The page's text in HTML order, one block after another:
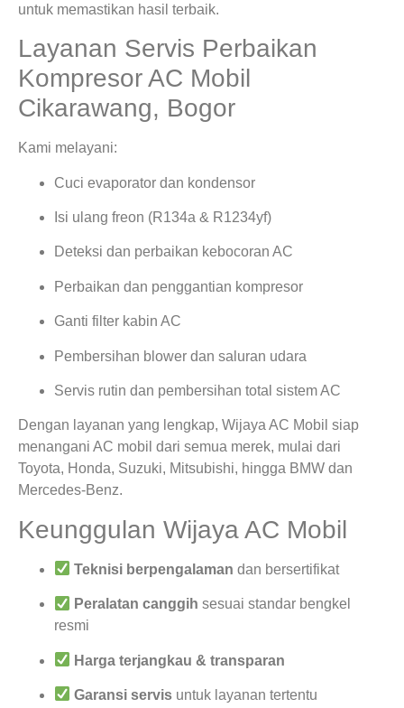
untuk memastikan hasil terbaik.
Layanan Servis Perbaikan
Kompresor AC Mobil
Cikarawang, Bogor
Kami melayani:
Cuci evaporator dan kondensor
Isi ulang freon (R134a & R1234yf)
Deteksi dan perbaikan kebocoran AC
Perbaikan dan penggantian kompresor
Ganti filter kabin AC
Pembersihan blower dan saluran udara
Servis rutin dan pembersihan total sistem AC
Dengan layanan yang lengkap, Wijaya AC Mobil siap
menangani AC mobil dari semua merek, mulai dari
Toyota, Honda, Suzuki, Mitsubishi, hingga BMW dan
Mercedes-Benz.
Keunggulan Wijaya AC Mobil
Teknisi berpengalaman dan bersertifikat
Peralatan canggih sesuai standar bengkel
resmi
Harga terjangkau & transparan
Garansi servis untuk layanan tertentu